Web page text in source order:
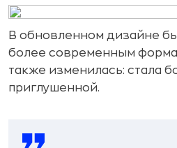
В обновленном дизайне
более современным
также изменилась: стала
приглушенной.